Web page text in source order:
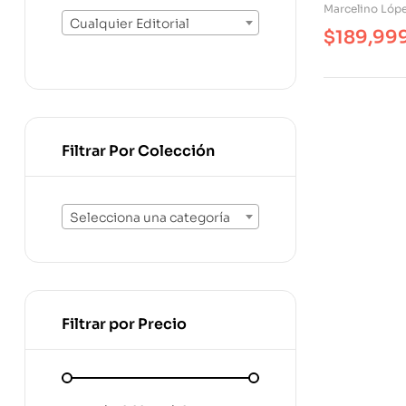
Atención
Marcelino
$
Cualquier Editorial
Filtrar Por Colección
Selecciona una categoría
Filtrar por Precio